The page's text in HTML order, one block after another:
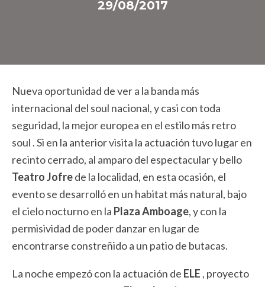
29/08/2017
​Nueva oportunidad de ver a la banda más
internacional del soul nacional, y casi con toda
seguridad, la mejor europea en el estilo más retro
soul . Si en la anterior visita la actuación tuvo lugar en
recinto cerrado, al amparo del espectacular y bello
Teatro Jofrede la localidad, en esta ocasión, el
evento se desarrolló en un habitat más natural, bajo
el cielo nocturno en la Plaza Amboage, y con la
permisividad de poder danzar en lugar de
encontrarse constreñido a un patio de butacas.
La noche empezó con la actuación de ELE , proyecto